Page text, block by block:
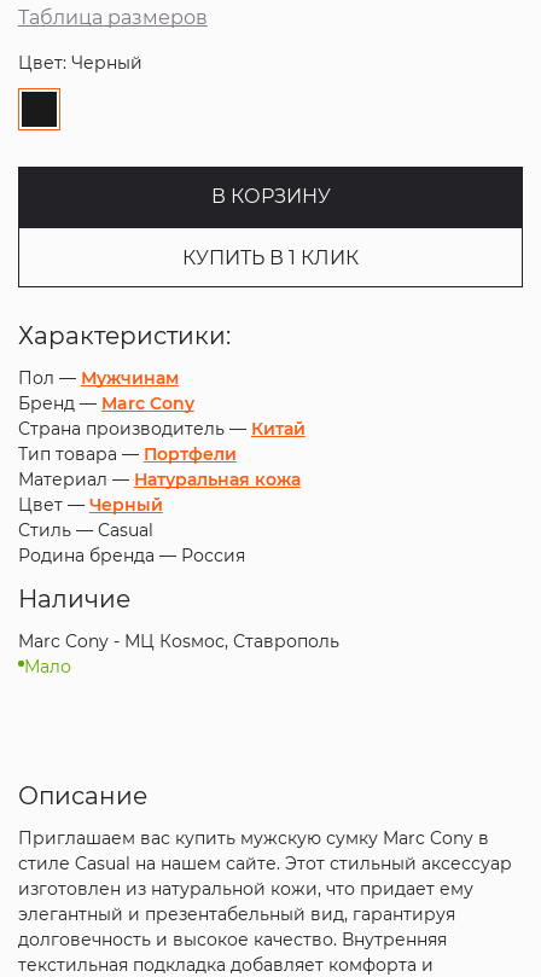
Таблица размеров
Цвет: Черный
В КОРЗИНУ
КУПИТЬ В 1 КЛИК
Характеристики:
Пол — Мужчинам
Бренд — Marc Cony
Страна производитель — Китай
Тип товара — Портфели
Материал — Натуральная кожа
Цвет — Черный
Стиль — Casual
Родина бренда — Россия
Наличие
Marc Cony - МЦ Коsмос, Ставрополь
Мало
Описание
Приглашаем вас купить мужскую сумку Marc Cony в
стиле Casual на нашем сайте. Этот стильный аксессуар
изготовлен из натуральной кожи, что придает ему
элегантный и презентабельный вид, гарантируя
долговечность и высокое качество. Внутренняя
текстильная подкладка добавляет комфорта и